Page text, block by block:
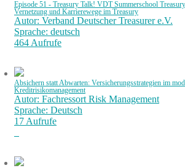
Episode 51 - Treasury Talk! VDT Summerschool
Vernetzung und Karrierewege im Treasury
Autor: Verband Deutscher Treasurer e.V.
Sprache: deutsch
464 Aufrufe
Absichern statt Abwarten: Versicherungsstrategien im
Kreditrisikomanagement
Autor: Fachressort Risk Management
Sprache: Deutsch
17 Aufrufe